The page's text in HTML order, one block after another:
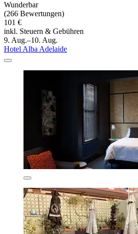
Wunderbar
(266 Bewertungen)
101 €
inkl. Steuern & Gebühren
9. Aug.–10. Aug.
Hotel Alba Adelaide